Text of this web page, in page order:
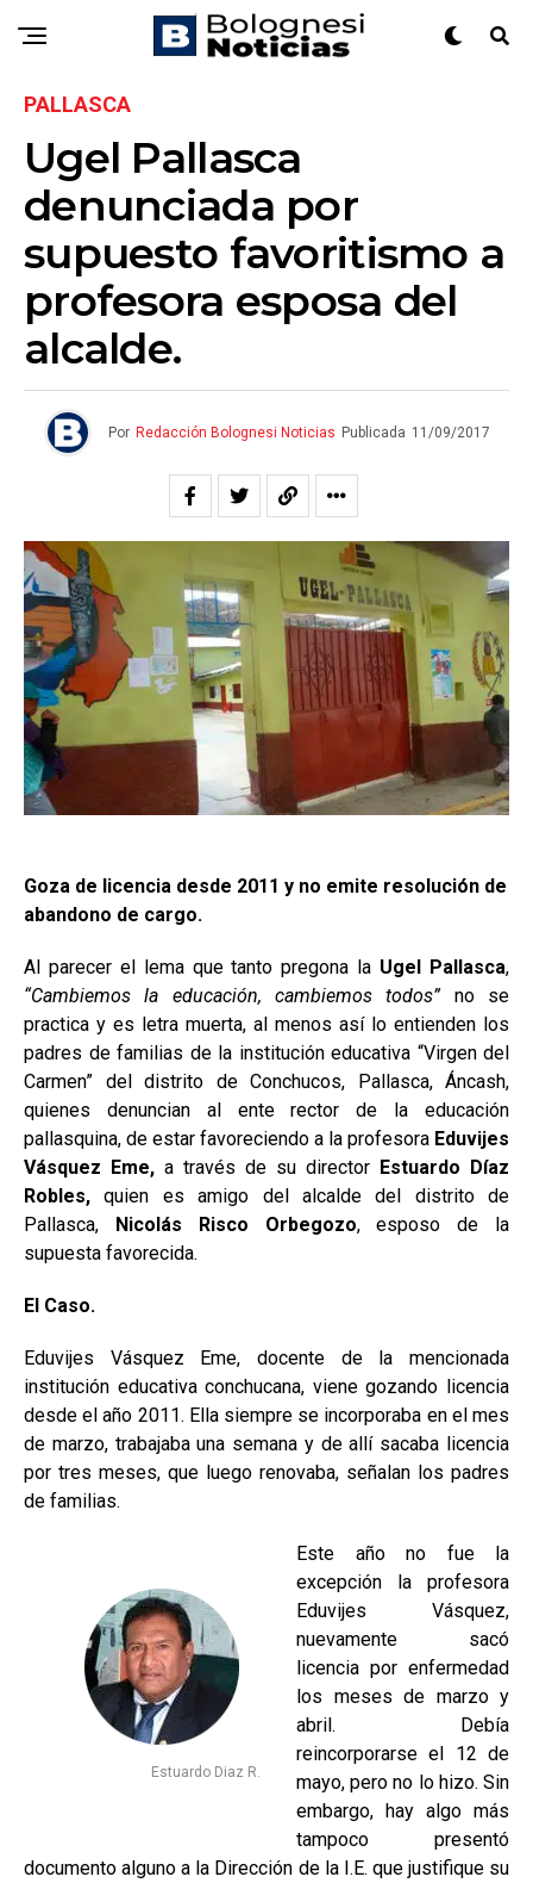
PALLASCA
Ugel Pallasca
denunciada por
supuesto favoritismo a
profesora esposa del
alcalde.
Por Redacción Bolognesi Noticias Publicada 11/09/2017
Goza de licencia desde 2011 y no emite resolución de
abandono de cargo.
Al parecer el lema que tanto pregona la Ugel Pallasca,
“Cambiemos la educación, cambiemos todos”no se
practica y es letra muerta, al menos así lo entienden los
padres de familias de la institución educativa “Virgen del
Carmen” del distrito de Conchucos, Pallasca, Áncash,
quienes denuncian al ente rector de la educación
pallasquina, de estar favoreciendo a la profesora Eduvijes
Vásquez Eme, a través de su director Estuardo Díaz
Robles,quien es amigo del alcalde del distrito de
Pallasca, Nicolás Risco Orbegozo, esposo de la
supuesta favorecida.
El Caso.
Eduvijes Vásquez Eme, docente de la mencionada
institución educativa conchucana, viene gozando licencia
desde el año 2011. Ella siempre se incorporaba en el mes
de marzo, trabajaba una semana y de allí sacaba licencia
por tres meses, que luego renovaba, señalan los padres
de familias.
Estuardo Diaz R.
Este año no fue la
excepción la profesora
Eduvijes Vásquez,
nuevamente sacó
licencia por enfermedad
los meses de marzo y
abril. Debía
reincorporarse el 12 de
mayo, pero no lo hizo. Sin
embargo, hay algo más
tampoco presentó
documento alguno a la Dirección de la I.E. que justifique su